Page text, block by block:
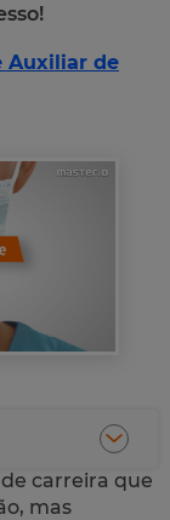
Auxiliar de
carreira que
mas